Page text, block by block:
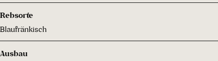
Rebsorte
Blaufränkisch
Ausbau